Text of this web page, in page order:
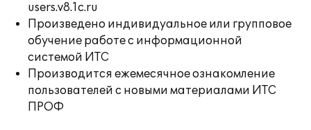
users.v8.1c.ru
Произведено индивидуальное или групповое
обучение работе с информационной
системой ИТС
Производится ежемесячное ознакомление
пользователей с новыми материалами ИТС
ПРОФ